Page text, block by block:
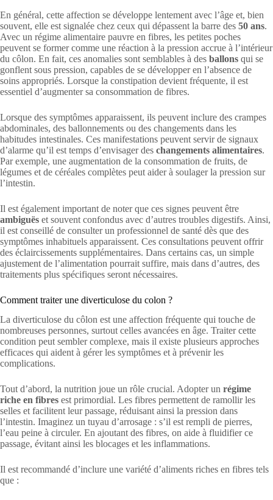
En général, cette affection se développe lentement avec l’âge et, bien
souvent, elle est signalée chez ceux qui dépassent la barre des 50 ans.
Avec un régime alimentaire pauvre en fibres, les petites poches
peuvent se former comme une réaction à la pression accrue à l’intérieur
du côlon. En fait, ces anomalies sont semblables à des ballons qui se
gonflent sous pression, capables de se développer en l’absence de
soins appropriés. Lorsque la constipation devient fréquente, il est
essentiel d’augmenter sa consommation de fibres.
Lorsque des symptômes apparaissent, ils peuvent inclure des crampes
abdominales, des ballonnements ou des changements dans les
habitudes intestinales. Ces manifestations peuvent servir de signaux
d’alarme qu’il est temps d’envisager des changements alimentaires.
Par exemple, une augmentation de la consommation de fruits, de
légumes et de céréales complètes peut aider à soulager la pression sur
l’intestin.
Il est également important de noter que ces signes peuvent être
ambiguës et souvent confondus avec d’autres troubles digestifs. Ainsi,
il est conseillé de consulter un professionnel de santé dès que des
symptômes inhabituels apparaissent. Ces consultations peuvent offrir
des éclaircissements supplémentaires. Dans certains cas, un simple
ajustement de l’alimentation pourrait suffire, mais dans d’autres, des
traitements plus spécifiques seront nécessaires.
Comment traiter une diverticulose du colon ?
La diverticulose du côlon est une affection fréquente qui touche de
nombreuses personnes, surtout celles avancées en âge. Traiter cette
condition peut sembler complexe, mais il existe plusieurs approches
efficaces qui aident à gérer les symptômes et à prévenir les
complications.
Tout d’abord, la nutrition joue un rôle crucial. Adopter un régime
riche en fibres est primordial. Les fibres permettent de ramollir les
selles et facilitent leur passage, réduisant ainsi la pression dans
l’intestin. Imaginez un tuyau d’arrosage : s’il est rempli de pierres,
l’eau peine à circuler. En ajoutant des fibres, on aide à fluidifier ce
passage, évitant ainsi les blocages et les inflammations.
Il est recommandé d’inclure une variété d’aliments riches en fibres tels
que :